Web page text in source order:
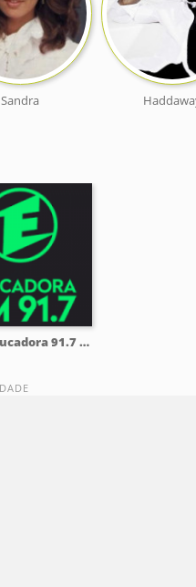
Sandra
Rádio Educadora 91.7 FM